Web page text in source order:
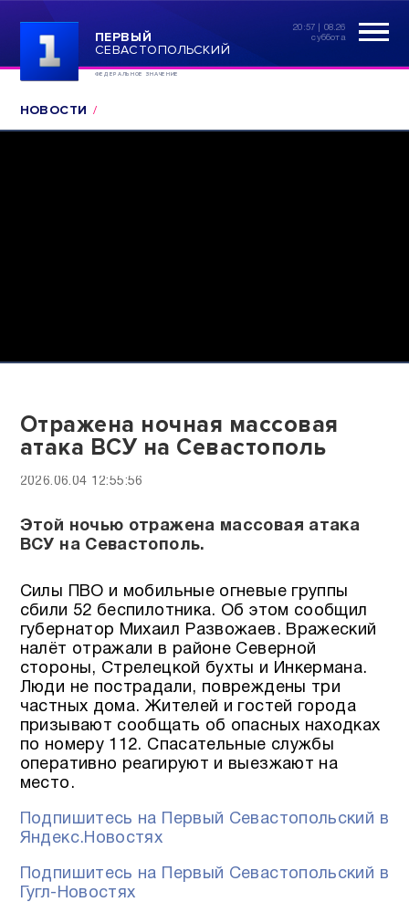
ПЕРВЫЙ
СЕВАСТОПОЛЬСКИЙ
ФЕДЕРАЛЬНОЕ ЗНАЧЕНИЕ
20:57 | 08.26
суббота
НОВОСТИ
Отражена ночная массовая
атака ВСУ на Севастополь
2026.06.04 12:55:56
Этой ночью отражена массовая атака
ВСУ на Севастополь.
Силы ПВО и мобильные огневые группы
сбили 52 беспилотника. Об этом сообщил
губернатор Михаил Развожаев. Вражеский
налёт отражали в районе Северной
стороны, Стрелецкой бухты и Инкермана.
Люди не пострадали, повреждены три
частных дома. Жителей и гостей города
призывают сообщать об опасных находках
по номеру 112. Спасательные службы
оперативно реагируют и выезжают на
место.
Подпишитесь на Первый Севастопольский в
Яндекс.Новостях
Подпишитесь на Первый Севастопольский в
Гугл-Новостях